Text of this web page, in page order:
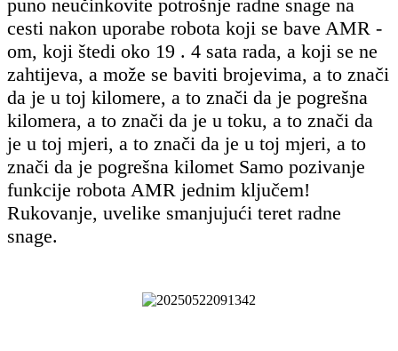
puno neučinkovite potrošnje radne snage na
cesti nakon uporabe robota koji se bave AMR -
om, koji štedi oko 19 . 4 sata rada, a koji se ne
zahtijeva, a može se baviti brojevima, a to znači
da je u toj kilomere, a to znači da je pogrešna
kilomera, a to znači da je u toku, a to znači da
je u toj mjeri, a to znači da je u toj mjeri, a to
znači da je pogrešna kilomet Samo pozivanje
funkcije robota AMR jednim ključem!
Rukovanje, uvelike smanjujući teret radne
snage.